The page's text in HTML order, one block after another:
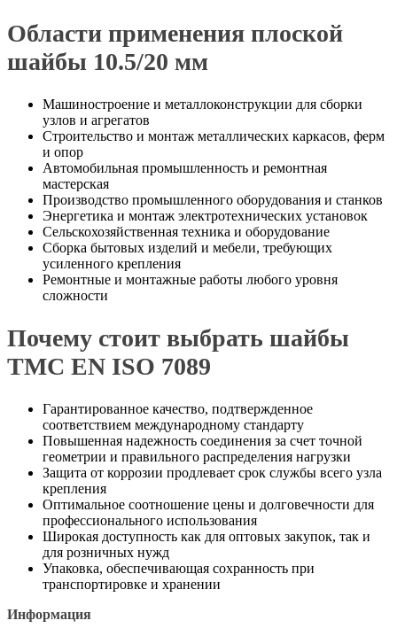
Области применения плоской
шайбы 10.5/20 мм
Машиностроение и металлоконструкции для сборки
узлов и агрегатов
Строительство и монтаж металлических каркасов, ферм
и опор
Автомобильная промышленность и ремонтная
мастерская
Производство промышленного оборудования и станков
Энергетика и монтаж электротехнических установок
Сельскохозяйственная техника и оборудование
Сборка бытовых изделий и мебели, требующих
усиленного крепления
Ремонтные и монтажные работы любого уровня
сложности
Почему стоит выбрать шайбы
ТМС EN ISO 7089
Гарантированное качество, подтвержденное
соответствием международному стандарту
Повышенная надежность соединения за счет точной
геометрии и правильного распределения нагрузки
Защита от коррозии продлевает срок службы всего узла
крепления
Оптимальное соотношение цены и долговечности для
профессионального использования
Широкая доступность как для оптовых закупок, так и
для розничных нужд
Упаковка, обеспечивающая сохранность при
транспортировке и хранении
Информация